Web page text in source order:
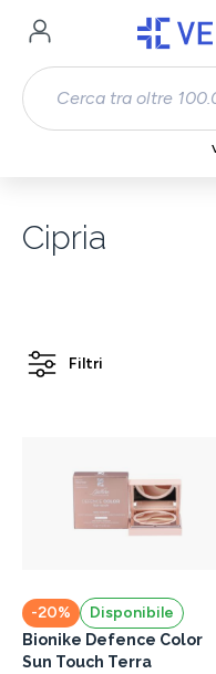
Passa al contenuto
Cipria
Filtri
-20% Disponibile
Bionike Defence Color
Sun Touch Terra